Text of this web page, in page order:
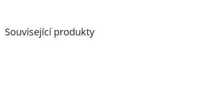
Související produkty